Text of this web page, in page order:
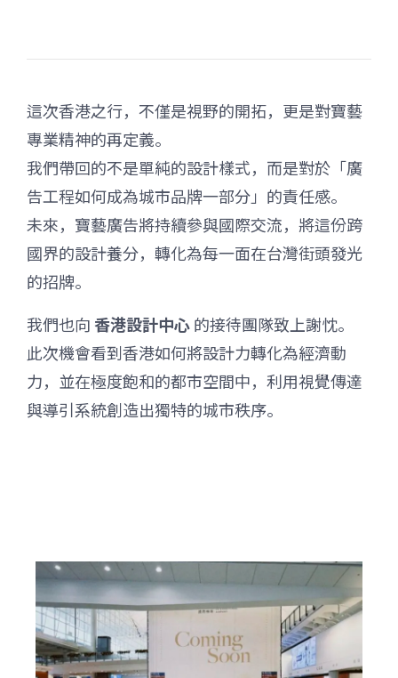
這次香港之行，不僅是視野的開拓，更是對寶藝
專業精神的再定義。
我們帶回的不是單純的設計樣式，而是對於「廣
告工程如何成為城市品牌一部分」的責任感。
未來，寶藝廣告將持續參與國際交流，將這份跨
國界的設計養分，轉化為每一面在台灣街頭發光
的招牌。
我們也向 香港設計中心的接待團隊致上謝忱。
此次機會看到香港如何將設計力轉化為經濟動
力，並在極度飽和的都市空間中，利用視覺傳達
與導引系統創造出獨特的城市秩序。